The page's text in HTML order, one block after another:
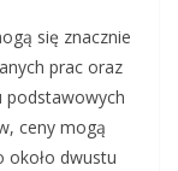
się znacznie
prac oraz
podstawowych
ceny mogą
około dwustu